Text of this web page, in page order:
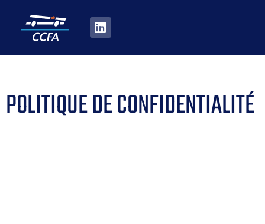
POLITIQUE DE CONFIDENTIALITÉ